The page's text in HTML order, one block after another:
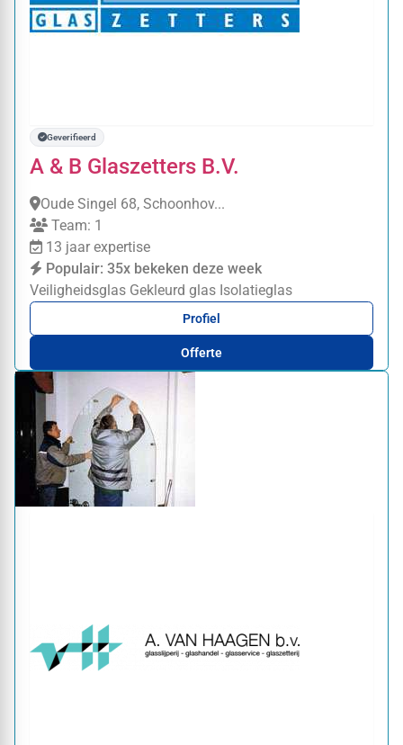
Geverifieerd
A & B Glaszetters B.V.
Oude Singel 68, Schoonhov...
Team: 1
13 jaar expertise
Populair: 35x bekeken deze week
Veiligheidsglas Gekleurd glas Isolatieglas
Profiel
Offerte